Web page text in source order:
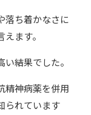
落ち着かなさに
ます。
結果でした。
精神病薬を併用
られています